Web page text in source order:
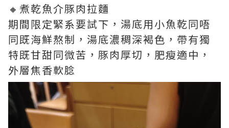
🔸煮乾魚介豚肉拉麵
期間限定緊系要試下，湯底用小魚乾同唔
同既海鮮熬制，湯底濃稠深褐色，帶有獨
特既甘甜同微苦，豚肉厚切，肥瘦適中，
外層焦香軟腍